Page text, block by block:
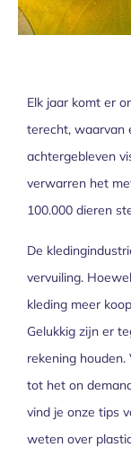
Elk jaar komt er
terecht, waarvan
achtergebleven
verwarren het
100.000 dieren
De
vervuiling.
kleding meer
Gelukkig zijn er
rekening
tot het on
vind je onze tips
weten over